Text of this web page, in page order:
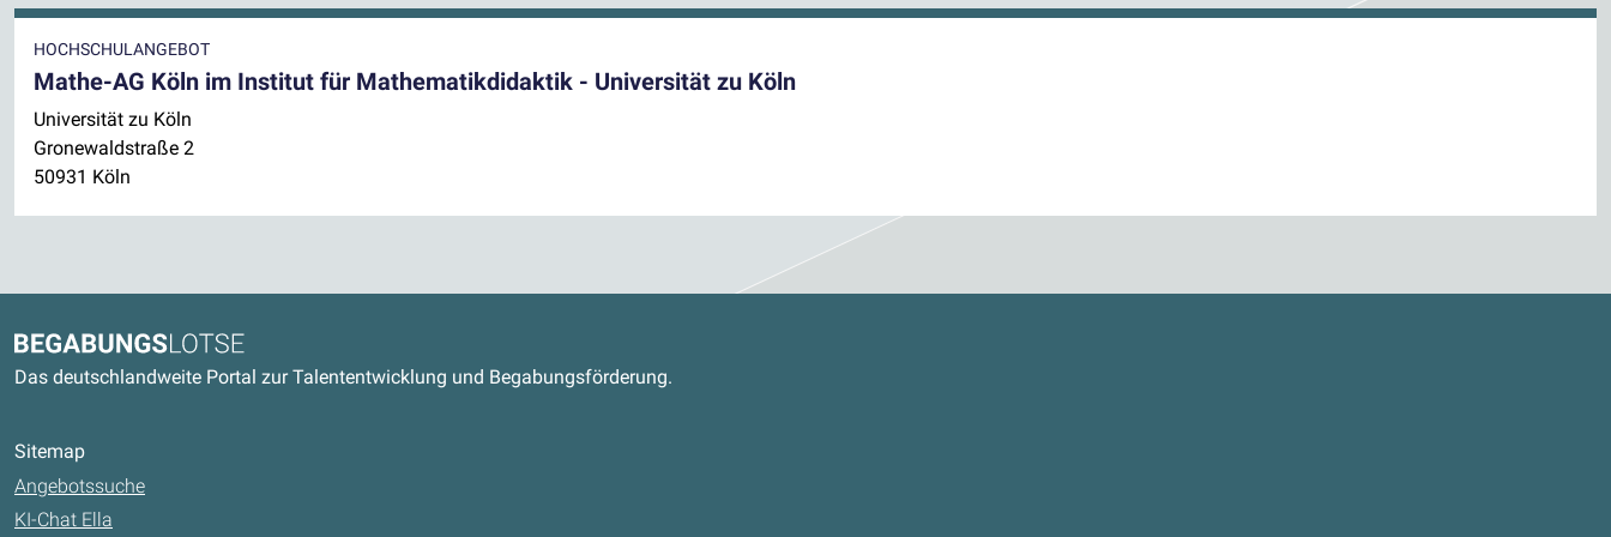
HOCHSCHULANGEBOT
Mathe-AG Köln im Institut für Mathematikdidaktik - Universität zu Köln
Universität zu Köln
Gronewaldstraße 2
50931 Köln
Kontaktdaten und weitere Links
Begabungslotse
Das deutschlandweite Portal zur Talententwicklung und Begabungsförderung.
Sitemap
Angebotssuche
KI-Chat Ella